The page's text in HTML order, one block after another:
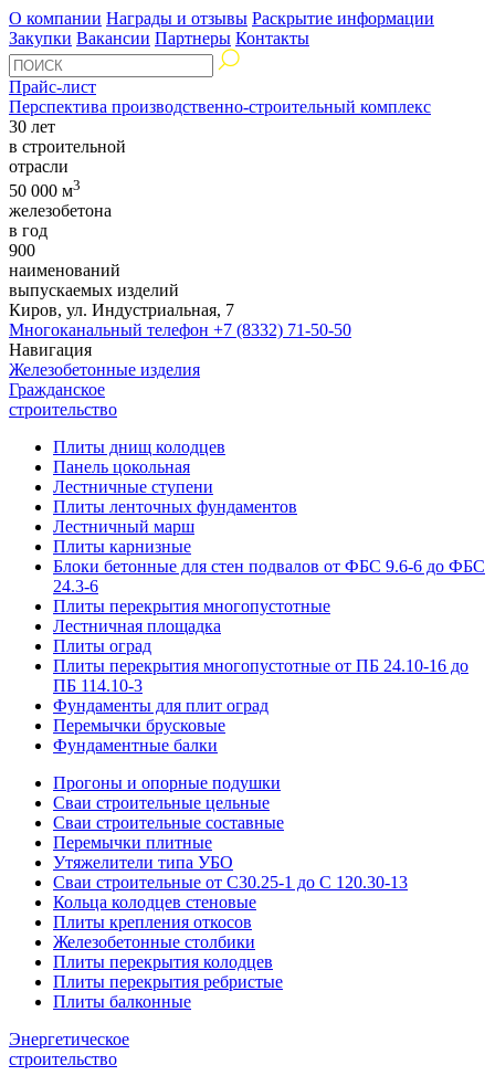
О компании Награды и отзывы Раскрытие информации
Закупки Вакансии Партнеры Контакты
Прайс-лист
Перспектива производственно-строительный комплекс
30 лет
в строительной
отрасли
50 000 м3
железобетона
в год
900
наименований
выпускаемых изделий
Киров, ул. Индустриальная, 7
Многоканальный телефон +7 (8332) 71-50-50
Навигация
Железобетонные изделия
Гражданское
строительство
Плиты днищ колодцев
Панель цокольная
Лестничные ступени
Плиты ленточных фундаментов
Лестничный марш
Плиты карнизные
Блоки бетонные для стен подвалов от ФБС 9.6-6 до ФБС
24.3-6
Плиты перекрытия многопустотные
Лестничная площадка
Плиты оград
Плиты перекрытия многопустотные от ПБ 24.10-16 до
ПБ 114.10-3
Фундаменты для плит оград
Перемычки брусковые
Фундаментные балки
Прогоны и опорные подушки
Сваи строительные цельные
Сваи строительные составные
Перемычки плитные
Утяжелители типа УБО
Сваи строительные от С30.25-1 до С 120.30-13
Кольца колодцев стеновые
Плиты крепления откосов
Железобетонные столбики
Плиты перекрытия колодцев
Плиты перекрытия ребристые
Плиты балконные
Энергетическое
строительство